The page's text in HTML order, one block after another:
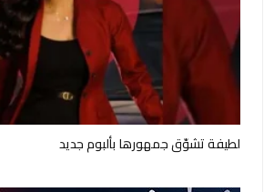
لطيفة تشوّق جمهورها بألبوم جديد